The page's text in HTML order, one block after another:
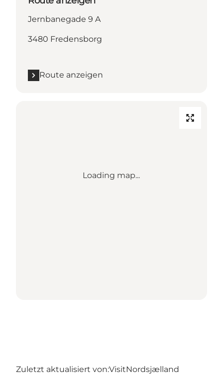
Jernbanegade 9 A
3480 Fredensborg
Route anzeigen
Loading map...
Zuletzt aktualisiert von:VisitNordsjælland